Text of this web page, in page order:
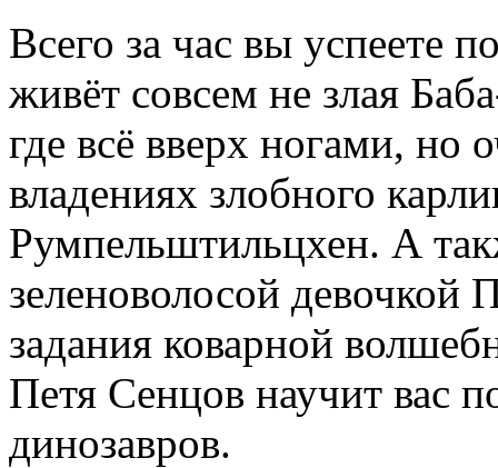
Всего за час вы успеете
живёт совсем не злая
где всё вверх ногами, но
владениях злобного
Румпельштильцхен. А
зеленоволосой девочкой
задания коварной
Петя Сенцов научит вас
динозавров.